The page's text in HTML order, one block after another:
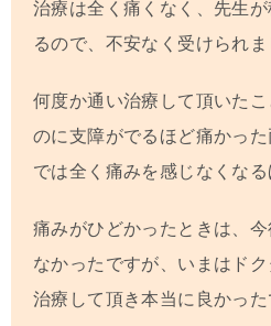
治療は全く痛くなく、先生
るので、不安なく受けられま
何度か通い治療して頂いた
のに支障がでるほど痛かっ
では全く痛みを感じなくなる
痛みがひどかったときは、
なかったですが、いまはド
治療して頂き本当に良かった